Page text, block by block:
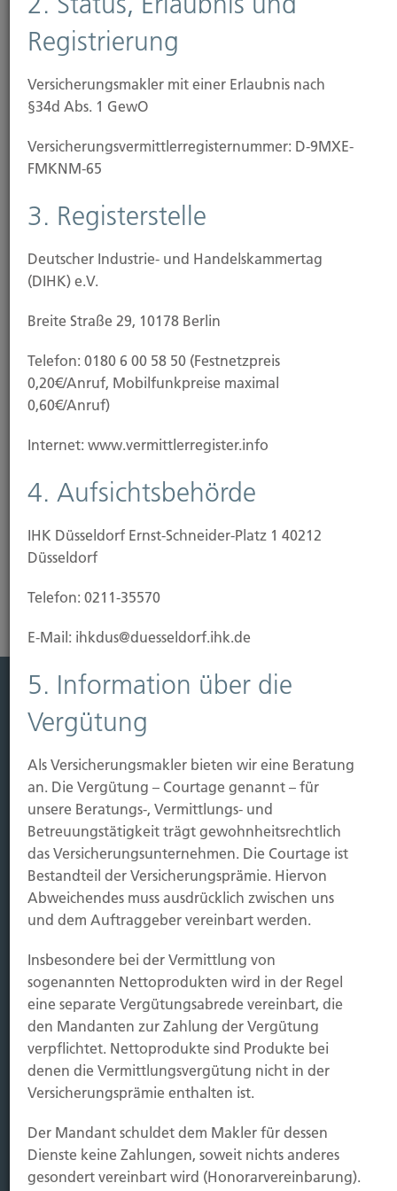
Rohrbruch sowie
Sturm und Hagel
Schäden durch Hochwasser oder Schneelast fallen
nicht unter den Schutz einer klassischen
Extremwetter durch den fortschreitenden
Klimawandel machen zusätzlichen
empfehlen wir den Abschluss einer
Diese zahlt bei Schäden durch
Überschwemmung, Überflutung, Rückstau
Erdsenkung oder Erdrutsch sowie
Schneedruck oder Lawinen
Unser Tipp: Wir beraten Sie, wie Sie Ihre Immobilie
vor Gefahren schützen können. Dafür haben wir
bedarfsgerechte und günstige Lösungen
vorbereitet.
Risikoanalyse Gebäudeversicherung
Leistung
Vorsorgen
Sichern
Immobilien Vers.
Kauf Grundstück
Baubeginn
Baufertigstellung/Hauskauf
Einzug/Vermietung
Schaden
Kontakt
Hubert Brück KG| Inhaber: Dipl. Ökonom Johannes
Brück | Kapellstraße 2 | 40479 Düsseldorf
Telefon:0211-490066 |Fax:0211-4911125 |E-Mail:
brueck@brueckkg.de
Kontaktformular
Registrierung
Versicherungsmakler mit einer Erlaubnis nach
§34d Abs. 1 GewO
Versicherungs­vermittler­registernummer: D-9MXE-
FMKNM-65
3. Registerstelle
Deutscher Industrie- und Handelskammertag
(DIHK) e.V.
Breite Straße 29, 10178 Berlin
Telefon: 0180 6 00 58 50 (Festnetzpreis
0,20€/Anruf, Mobilfunkpreise maximal
0,60€/Anruf)
Internet: www.vermittlerregister.info
4. Aufsichtsbehörde
IHK Düsseldorf Ernst-Schneider-Platz 1 40212
Düsseldorf
Telefon: 0211-35570
E-Mail: ihkdus@duesseldorf.ihk.de
5. Information über die
Vergütung
Als Versicherungsmakler bieten wir eine Beratung
an. Die Vergütung – Courtage genannt – für
unsere Beratungs-, Vermittlungs- und
Betreuungstätigkeit trägt gewohnheitsrechtlich
das Versicherungsunternehmen. Die Courtage ist
Bestandteil der Versicherungsprämie. Hiervon
Abweichendes muss ausdrücklich zwischen uns
und dem Auftraggeber vereinbart werden.
Insbesondere bei der Vermittlung von
sogenannten Nettoprodukten wird in der Regel
eine separate Vergütungsabrede vereinbart, die
den Mandanten zur Zahlung der Vergütung
verpflichtet. Nettoprodukte sind Produkte bei
denen die Vermittlungsvergütung nicht in der
Versicherungsprämie enthalten ist.
Der Mandant schuldet dem Makler für dessen
Dienste keine Zahlungen, soweit nichts anderes
gesondert vereinbart wird (Honorarvereinbarung).